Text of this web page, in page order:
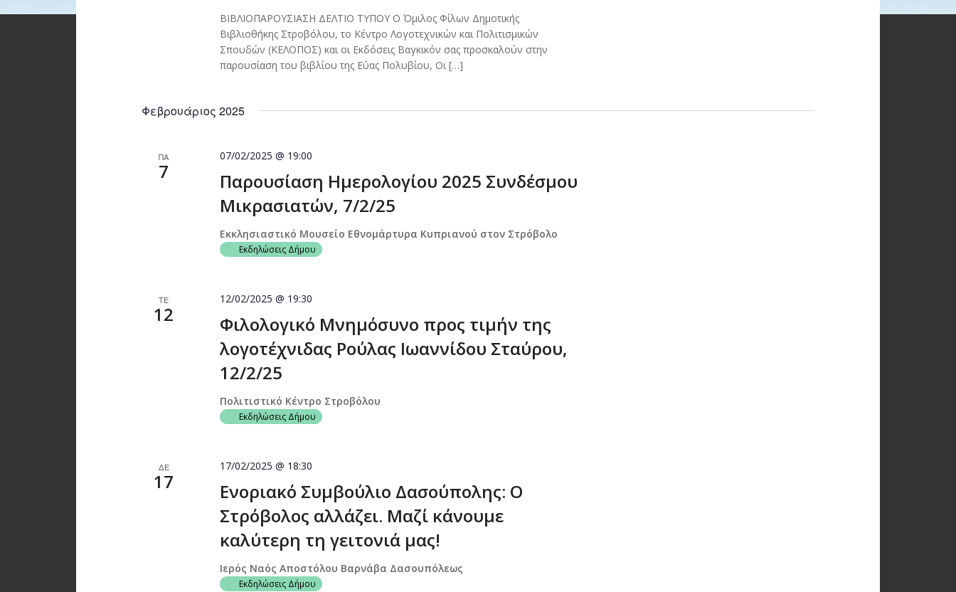
ΒΙΒΛΙΟΠΑΡΟΥΣΙΑΣΗ ΔΕΛΤΙΟ ΤΥΠΟΥ Ο Όμιλος Φίλων Δημοτικής
Βιβλιοθήκης Στροβόλου, το Κέντρο Λογοτεχνικών και Πολιτισμικών
Σπουδών (ΚΕΛΟΠΟΣ) και οι Εκδόσεις Βαγκικόν σας προσκαλούν στην
παρουσίαση του βιβλίου της Εύας Πολυβίου, Οι […]
Φεβρουάριος 2025
ΠΑ
7
Παρουσίαση Ημερολογίου 2025 Συνδέσμου
Μικρασιατών, 7/2/25
07/02/2025 @ 19:00
Εκκλησιαστικό Μουσείο Εθνομάρτυρα Κυπριανού στον Στρόβολο
Εκδηλώσεις Δήμου
ΤΕ
12
Φιλολογικό Μνημόσυνο προς τιμήν της
λογοτέχνιδας Ρούλας Ιωαννίδου Σταύρου,
12/2/25
12/02/2025 @ 19:30
Πολιτιστικό Κέντρο Στροβόλου
Εκδηλώσεις Δήμου
ΔΕ
17
Ενοριακό Συμβούλιο Δασούπολης: Ο
Στρόβολος αλλάζει. Μαζί κάνουμε
καλύτερη τη γειτονιά μας!
17/02/2025 @ 18:30
Ιερός Ναός Αποστόλου Βαρνάβα Δασουπόλεως
Εκδηλώσεις Δήμου